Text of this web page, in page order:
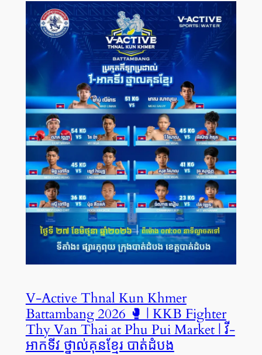
V-Active Thnal Kun Khmer
Battambang 2026 🥊 | KKB Fighter
Thy Van Thai at Phu Pui Market | វី-
អាកទីវ ថ្នាល់គុនខ្មែរ បាត់ដំបង